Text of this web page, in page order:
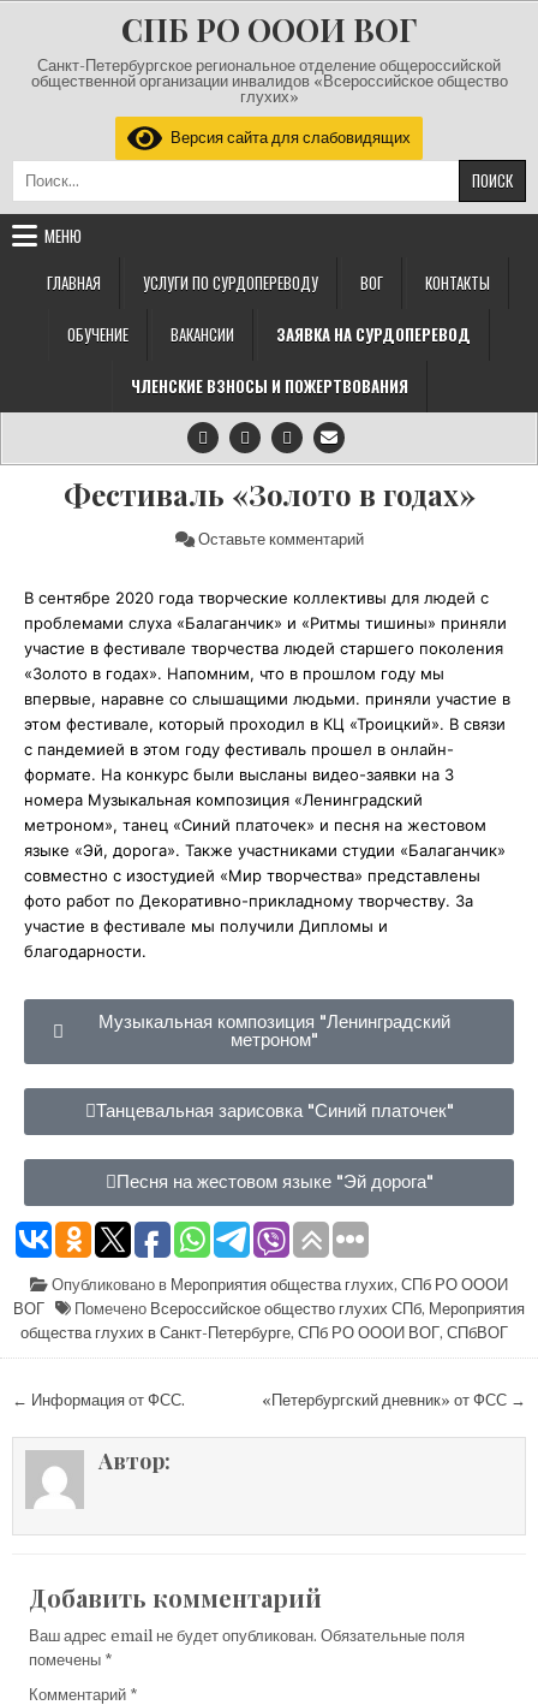
СПБ РО ОООИ ВОГ
Санкт-Петербургское региональное отделение общероссийской
общественной организации инвалидов «Всероссийское общество
глухих»
Версия сайта для слабовидящих
МЕНЮ
ГЛАВНАЯ
УСЛУГИ ПО СУРДОПЕРЕВОДУ ВОГ КОНТАКТЫ
ОБУЧЕНИЕ ВАКАНСИИ ЗАЯВКА НА СУРДОПЕРЕВОД
ЧЛЕНСКИЕ ВЗНОСЫ И ПОЖЕРТВОВАНИЯ
Фестиваль «Золото в годах»
Оставьте комментарийна Фестиваль «Золото
В сентябре 2020 года творческие коллективы для людей с
проблемами слуха «Балаганчик» и «Ритмы тишины» приняли
участие в фестивале творчества людей старшего поколения
«Золото в годах». Напомним, что в прошлом году мы
впервые, наравне со слышащими людьми. приняли участие в
этом фестивале, который проходил в КЦ «Троицкий». В связи
с пандемией в этом году фестиваль прошел в онлайн-
формате. На конкурс были высланы видео-заявки на 3
номера Музыкальная композиция «Ленинградский
метроном», танец «Синий платочек» и песня на жестовом
языке «Эй, дорога». Также участниками студии «Балаганчик»
совместно с изостудией «Мир творчества» представлены
фото работ по Декоративно-прикладному творчеству. За
участие в фестивале мы получили Дипломы и
благодарности.
Музыкальная композиция "Ленинградский
метроном"
Танцевальная зарисовка "Синий платочек"
Песня на жестовом языке "Эй дорога"
Опубликовано в Мероприятия общества глухих, СПб РО ОООИ
ВОГ
Помечено Всероссийское общество глухих СПб, Мероприятия
общества глухих в Санкт-Петербурге, СПб РО ОООИ ВОГ, СПбВОГ
«Петербургский дневник» от ФСС →
← Информация от ФСС.
Автор:
Добавить комментарий
Ваш адрес email не будет опубликован. Обязательные поля
помечены *
Комментарий *